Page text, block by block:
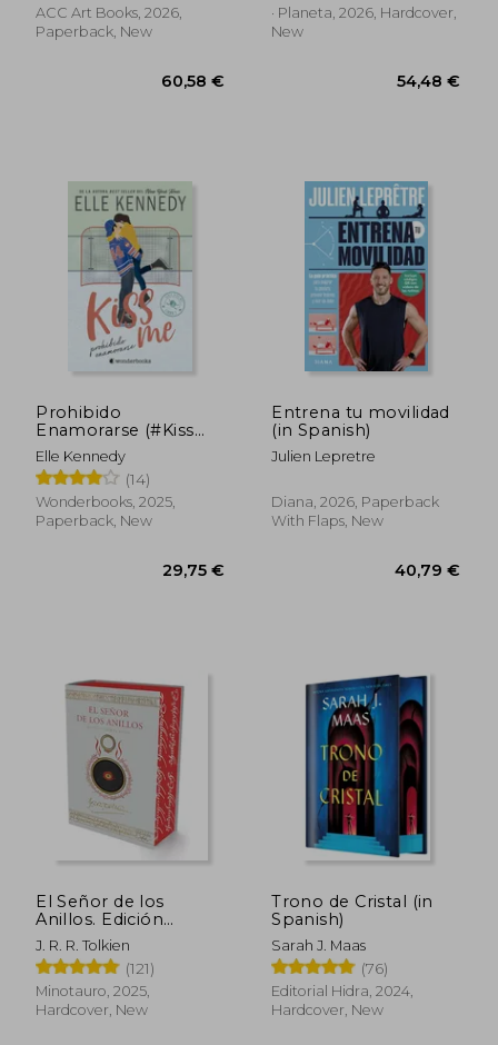
74,50 €
ACC Art Books, 2026,
Paperback, New
· Planeta, 2026, Hardcover,
New
Prohibido
Enamorarse (#Kiss
me 1) (in Spanish)
Elle Kennedy
(14)
Wonderbooks, 2025,
Paperback, New
Entrena tu movilidad
(in Spanish)
Julien Lepretre
Diana, 2026, Paperback
With Flaps, New
El Señor de los
Anillos. Edición
Ilustrada por el Autor
(in Spanish)
J. R. R. Tolkien
(121)
Minotauro, 2025,
Hardcover, New
Trono de Cristal (in
Spanish)
Sarah J. Maas
(76)
Editorial Hidra, 2024,
Hardcover, New